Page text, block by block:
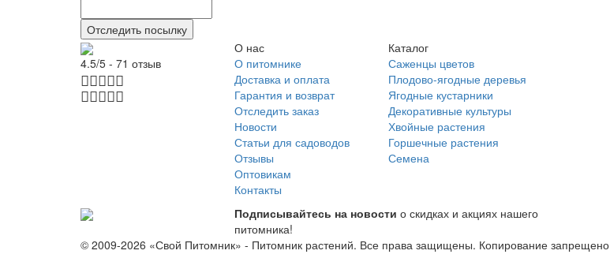
4.5/5 - 71 отзыв
О нас
О питомнике
Доставка и оплата
Гарантия и возврат
Отследить заказ
Новости
Статьи для садоводов
Отзывы
Оптовикам
Контакты
Каталог
Саженцы цветов
Плодово-ягодные деревья
Ягодные кустарники
Декоративные культуры
Хвойные растения
Горшечные растения
Семена
Подписывайтесь на новости о скидках и акциях нашего
питомника!
© 2009-2026 «Свой Питомник» - Питомник растений. Все права защищены. Копирование запрещено